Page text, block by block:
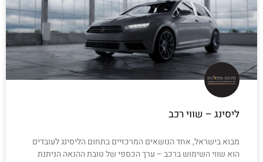
ליסינג – שווי רכב
מבוא בישראל, אחד הנושאים המרכזיים בתחום הליסינג לעובדים
הוא שווי השימוש ברכב – ערך הכספי של טובת ההנאה הניתנת